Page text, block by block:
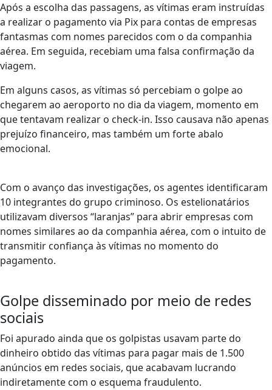
Após a escolha das passagens, as vítimas eram instruídas
a realizar o pagamento via Pix para contas de empresas
fantasmas com nomes parecidos com o da companhia
aérea. Em seguida, recebiam uma falsa confirmação da
viagem.
Em alguns casos, as vítimas só percebiam o golpe ao
chegarem ao aeroporto no dia da viagem, momento em
que tentavam realizar o check-in. Isso causava não apenas
prejuízo financeiro, mas também um forte abalo
emocional.
Com o avanço das investigações, os agentes identificaram
10 integrantes do grupo criminoso. Os estelionatários
utilizavam diversos “laranjas” para abrir empresas com
nomes similares ao da companhia aérea, com o intuito de
transmitir confiança às vítimas no momento do
pagamento.
Golpe disseminado por meio de redes
sociais
Foi apurado ainda que os golpistas usavam parte do
dinheiro obtido das vítimas para pagar mais de 1.500
anúncios em redes sociais, que acabavam lucrando
indiretamente com o esquema fraudulento.